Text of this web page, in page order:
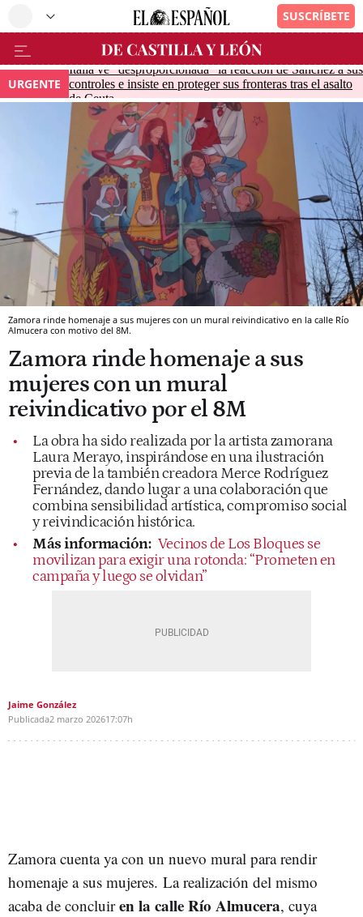
URGENTE
Italia ve "desproporcionada" la reacción de Sánchez a sus
controles e insiste en proteger sus fronteras tras el asalto
de Ceuta
Zamora rinde homenaje a sus mujeres con un mural reivindicativo en la calle Río
Almucera con motivo del 8M.
Zamora rinde homenaje a sus
mujeres con un mural
reivindicativo por el 8M
La obra ha sido realizada por la artista zamorana
Laura Merayo, inspirándose en una ilustración
previa de la también creadora Merce Rodríguez
Fernández, dando lugar a una colaboración que
combina sensibilidad artística, compromiso social
y reivindicación histórica.
Más información: Vecinos de Los Bloques se
movilizan para exigir una rotonda: “Prometen en
campaña y luego se olvidan”
Jaime González
Publicada2 marzo 202617:07h
Zamora cuenta ya con un nuevo mural para rendir
homenaje a sus mujeres. La realización del mismo
acaba de concluiren la calle Río Almucera, cuya